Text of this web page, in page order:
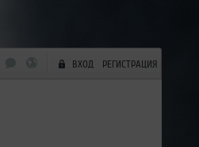
ВХОД РЕГИСТРАЦИЯ